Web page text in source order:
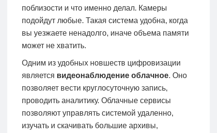
поблизости и что именно делал. Камеры
подойдут любые. Такая система удобна, когда
вы уезжаете ненадолго, иначе объема памяти
может не хватить.
Одним из удобных новшеств цифровизации
является видеонаблюдение облачное. Оно
позволяет вести круглосуточную запись,
проводить аналитику. Облачные сервисы
позволяют управлять системой удаленно,
изучать и скачивать большие архивы,